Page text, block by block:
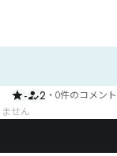
- 2 ・ 0件のコメント
せん